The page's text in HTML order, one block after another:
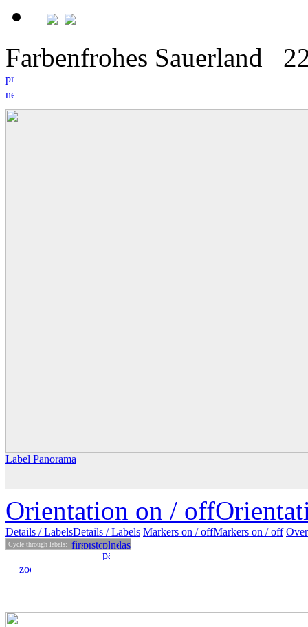
Farbenfrohes Sauerland
Label Panorama
Orientation on / off
Details / LabelsDetails /Labels Markers on /offMarkers on / off
Cycle through labels: